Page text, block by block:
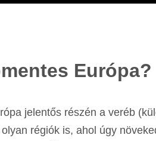
Európa?
jelentős részén a veréb
régiók is, ahol úgy